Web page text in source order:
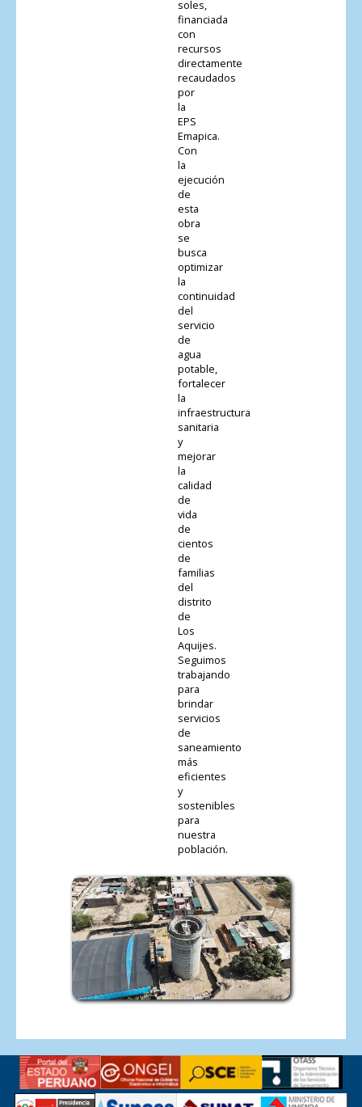
soles,
financiada
con
recursos
directamente
recaudados
por
la
EPS
Emapica.
Con
la
ejecución
de
esta
obra
se
busca
optimizar
la
continuidad
del
servicio
de
agua
potable,
fortalecer
la
infraestructura
sanitaria
y
mejorar
la
calidad
de
vida
de
cientos
de
familias
del
distrito
de
Los
Aquijes.
Seguimos
trabajando
para
brindar
servicios
de
saneamiento
más
eficientes
y
sostenibles
para
nuestra
población.